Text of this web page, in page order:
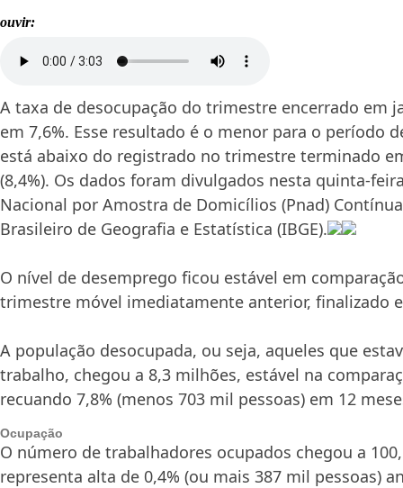
ouvir:
A taxa de desocupação do trimestre encerrado em
em 7,6%. Esse resultado é o menor para o período
está abaixo do registrado no trimestre terminado
(8,4%). Os dados foram divulgados nesta quinta-
Nacional por Amostra de Domicílios (Pnad)
Brasileiro de Geografia e Estatística (IBGE).
O nível de desemprego ficou estável em
trimestre móvel imediatamente anterior, finalizado
A população desocupada, ou seja, aqueles que
trabalho, chegou a 8,3 milhões, estável na
recuando 7,8% (menos 703 mil pessoas) em 12
Ocupação
O número de trabalhadores ocupados chegou a
representa alta de 0,4% (ou mais 387 mil pessoas)